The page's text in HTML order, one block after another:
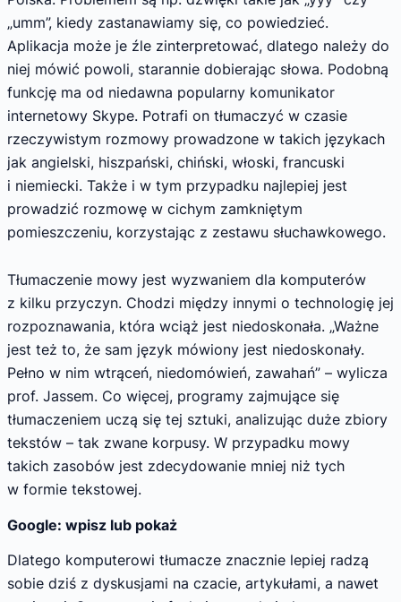
„umm”, kiedy zastanawiamy się, co powiedzieć.
Aplikacja może je źle zinterpretować, dlatego należy do
niej mówić powoli, starannie dobierając słowa. Podobną
funkcję ma od niedawna popularny komunikator
internetowy Skype. Potrafi on tłumaczyć w czasie
rzeczywistym rozmowy prowadzone w takich językach
jak angielski, hiszpański, chiński, włoski, francuski
i niemiecki. Także i w tym przypadku najlepiej jest
prowadzić rozmowę w cichym zamkniętym
pomieszczeniu, korzystając z zestawu słuchawkowego.
Tłumaczenie mowy jest wyzwaniem dla komputerów
z kilku przyczyn. Chodzi między innymi o technologię jej
rozpoznawania, która wciąż jest niedoskonała. „Ważne
jest też to, że sam język mówiony jest niedoskonały.
Pełno w nim wtrąceń, niedomówień, zawahań” – wylicza
prof. Jassem. Co więcej, programy zajmujące się
tłumaczeniem uczą się tej sztuki, analizując duże zbiory
tekstów – tak zwane korpusy. W przypadku mowy
takich zasobów jest zdecydowanie mniej niż tych
w formie tekstowej.
Google: wpisz lub pokaż
Dlatego komputerowi tłumacze znacznie lepiej radzą
sobie dziś z dyskusjami na czacie, artykułami, a nawet